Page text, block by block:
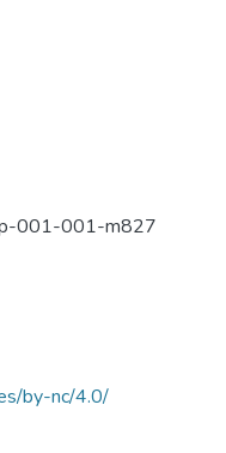
001-001-m827
by-nc/4.0/